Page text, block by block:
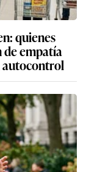
quienes
de empatía
autocontrol